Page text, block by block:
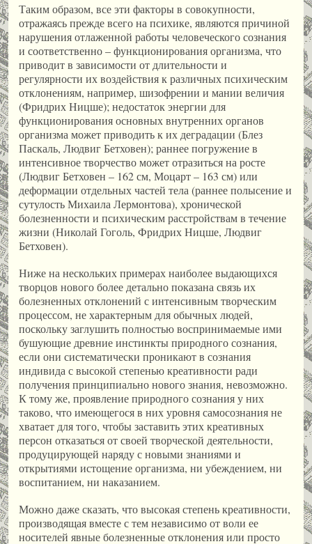
Таким образом, все эти факторы в совокупности,
отражаясь прежде всего на психике, являются причиной
нарушения отлаженной работы человеческого сознания
и соответственно – функционирования организма, что
приводит в зависимости от длительности и
регулярности их воздействия к различных психическим
отклонениям, например, шизофрении и мании величия
(Фридрих Ницше); недостаток энергии для
функционирования основных внутренних органов
организма может приводить к их деградации (Блез
Паскаль, Людвиг Бетховен); раннее погружение в
интенсивное творчество может отразиться на росте
(Людвиг Бетховен – 162 см, Моцарт – 163 см) или
деформации отдельных частей тела (раннее полысение и
сутулость Михаила Лермонтова), хронической
болезненности и психическим расстройствам в течение
жизни (Николай Гоголь, Фридрих Ницше, Людвиг
Бетховен).
Ниже на нескольких примерах наиболее выдающихся
творцов нового более детально показана связь их
болезненных отклонений с интенсивным творческим
процессом, не характерным для обычных людей,
поскольку заглушить полностью воспринимаемые ими
бушующие древние инстинкты природного сознания,
если они систематически проникают в сознания
индивида с высокой степенью креативности ради
получения принципиально нового знания, невозможно.
К тому же, проявление природного сознания у них
таково, что имеющегося в них уровня самосознания не
хватает для того, чтобы заставить этих креативных
персон отказаться от своей творческой деятельности,
продуцирующей наряду с новыми знаниями и
открытиями истощение организма, ни убеждением, ни
воспитанием, ни наказанием.
Можно даже сказать, что высокая степень креативности,
производящая вместе с тем независимо от воли ее
носителей явные болезненные отклонения или просто